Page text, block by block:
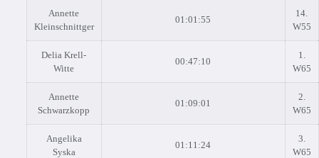
Annette
Kleinschnittger
01:01:55
14.
W55
Delia Krell-
Witte
00:47:10
1.
W65
Annette
Schwarzkopp
01:09:01
2.
W65
Angelika
Syska
01:11:24
3.
W65